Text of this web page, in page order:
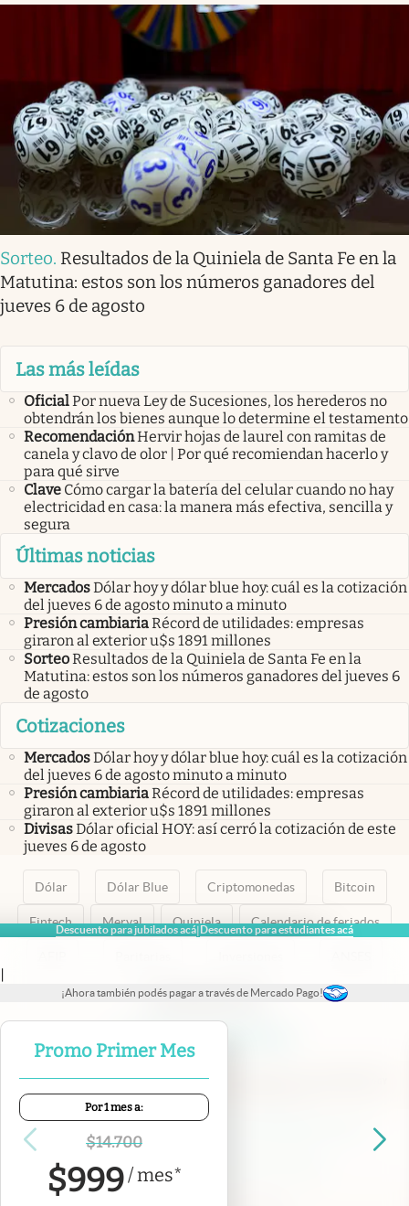
Descuento para jubilados acá|Descuento para estudiantes acá
|
¡Ahora también podés pagar a través de Mercado Pago!
Promo Primer Mes
Por 1 mes a:
$14.700
$999/mes*
Sorteo. Resultados de la Quiniela de Santa Fe en la
Matutina: estos son los números ganadores del
jueves 6 de agosto
Las más leídas
OficialPor nueva Ley de Sucesiones, los herederos no
obtendrán los bienes aunque lo determine el testamento
RecomendaciónHervir hojas de laurel con ramitas de
canela y clavo de olor | Por qué recomiendan hacerlo y
para qué sirve
Clave Cómo cargar la batería del celular cuando no hay
electricidad en casa: la manera más efectiva, sencilla y
segura
Últimas noticias
MercadosDólar hoy y dólar blue hoy: cuál es la cotización
del jueves 6 de agosto minuto a minuto
Presión cambiariaRécord de utilidades: empresas
giraron al exterior u$s 1891 millones
SorteoResultados de la Quiniela de Santa Fe en la
Matutina: estos son los números ganadores del jueves 6
de agosto
Cotizaciones
MercadosDólar hoy y dólar blue hoy: cuál es la cotización
del jueves 6 de agosto minuto a minuto
Presión cambiariaRécord de utilidades: empresas
giraron al exterior u$s 1891 millones
DivisasDólar oficial HOY: así cerró la cotización de este
jueves 6 de agosto
Dólar Dólar Blue Criptomonedas Bitcoin
Fintech Merval Quiniela Calendario de feriados
abre en nueva pestaña
abre en nueva pestaña
abre en nueva pestaña
abre en nueva pestaña
abre en nueva pestaña
Portal de Proveedores